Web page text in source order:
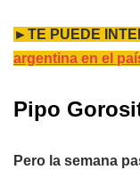
►TE PUEDE
argentina en el
Pipo
Pero la semana